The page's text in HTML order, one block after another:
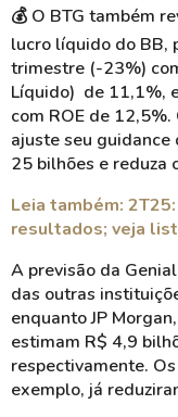
💰 O BTG também
lucro líquido do BB,
trimestre (-23%)
Líquido) de 11,1%,
com ROE de
ajuste seu
25 bilhões e reduza
Leia também:
resultados; veja
A previsão da
das outras
enquanto JP
estimam R$ 4,9
respectivamente.
exemplo, já